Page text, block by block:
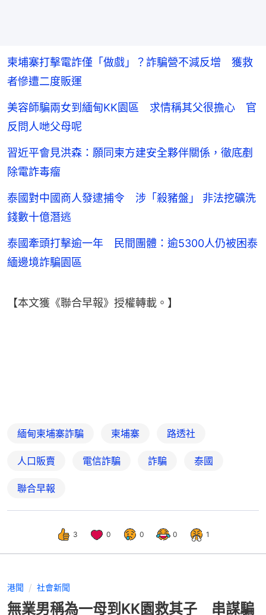
柬埔寨打擊電詐僅「做戲」？詐騙營不減反增 獲救
者慘遭二度販運
美容師騙兩女到緬甸KK園區 求情稱其父很擔心 官
反問人哋父母呢
習近平會見洪森：願同柬方建安全夥伴關係，徹底剷
除電詐毒瘤
泰國對中國商人發逮捕令 涉「殺豬盤」 非法挖礦洗
錢數十億潛逃
泰國牽頭打擊逾一年 民間團體：逾5300人仍被困泰
緬邊境詐騙園區
【本文獲《聯合早報》授權轉載。】
緬甸柬埔寨詐騙 柬埔寨 路透社
人口販賣 電信詐騙 詐騙 泰國
聯合早報
3 0 0 0 1
港聞 社會新聞
無業男稱為一母到KK園救其子 串謀騙